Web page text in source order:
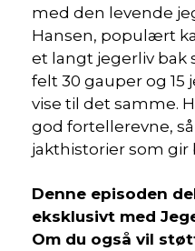
med den levende
Hansen, populært
et langt jegerliv bak
felt 30 gauper og 15
vise til det samme.
god fortellerevne,
jakthistorier som gir
Denne episoden
eksklusivt med
Om du også vil